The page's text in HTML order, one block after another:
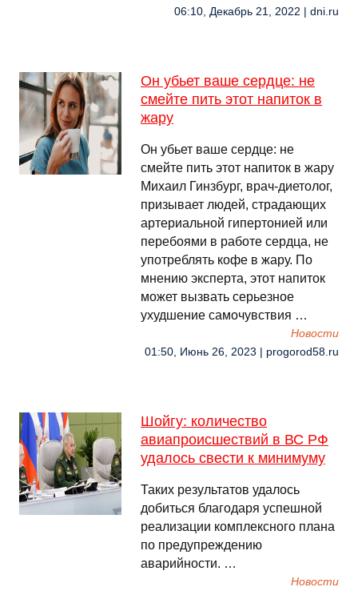
06:10, Декабрь 21, 2022 | dni.ru
Он убьет ваше сердце: не
смейте пить этот напиток в
жару
Он убьет ваше сердце: не
смейте пить этот напиток в жару
Михаил Гинзбург, врач-диетолог,
призывает людей, страдающих
артериальной гипертонией или
перебоями в работе сердца, не
употреблять кофе в жару. По
мнению эксперта, этот напиток
может вызвать серьезное
ухудшение самочувствия …
Новости
01:50, Июнь 26, 2023 | progorod58.ru
Шойгу: количество
авиапроисшествий в ВС РФ
удалось свести к минимуму
Таких результатов удалось
добиться благодаря успешной
реализации комплексного плана
по предупреждению
аварийности. …
Новости